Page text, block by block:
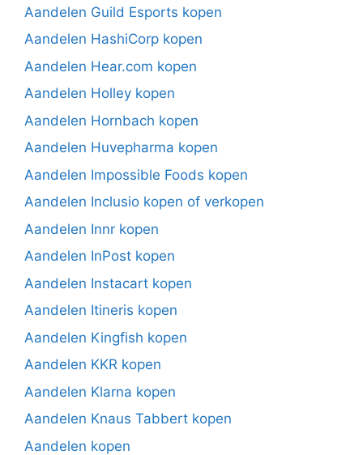
Aandelen Guild Esports kopen
Aandelen HashiCorp kopen
Aandelen Hear.com kopen
Aandelen Holley kopen
Aandelen Hornbach kopen
Aandelen Huvepharma kopen
Aandelen Impossible Foods kopen
Aandelen Inclusio kopen of verkopen
Aandelen Innr kopen
Aandelen InPost kopen
Aandelen Instacart kopen
Aandelen Itineris kopen
Aandelen Kingfish kopen
Aandelen KKR kopen
Aandelen Klarna kopen
Aandelen Knaus Tabbert kopen
Aandelen kopen